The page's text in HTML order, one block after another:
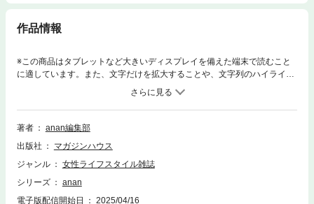
作品情報
※この商品はタブレットなど大きいディスプレイを備えた端末で読むこと
に適しています。また、文字だけを拡大することや、文字列のハイライ
ト、検索、辞書の参照、引用などの機能が使用できません。※anan2443号
とanan2443号スペシャルエディション（増刊号）は表紙のみが異なり、
内容はすべて同一です。※電子版では、紙の雑誌と内容が一部異なる場合
や、掲載されないページや特別付録が含まれない場合がございます。※本
い場合がございます。松田元太（Travis Japan） 泡のように優しく、花の
ように艶めいて。毎日を豊かにしてくれる学びのススメ。自分を高める、
／武田梨奈進化中のいまこそ始めどき。ChatGPT使いこなし大特訓。ポイ
ントを押さえてタイパアップ! つまずきタイプ別・タスクと時間の管理
著者
anan編集部
出版社
マガジンハウス
ジャンル
女性ライフスタイル雑誌
シリーズ
anan
電子版配信開始日
2025/04/16